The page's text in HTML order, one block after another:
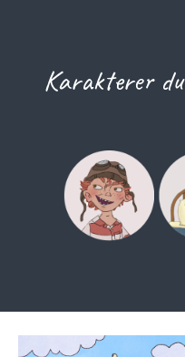
Karakterer